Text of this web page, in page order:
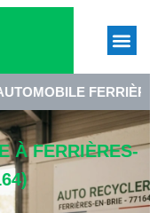
FERRIÈRES-EN-BRIE
À FERRIÈRES-